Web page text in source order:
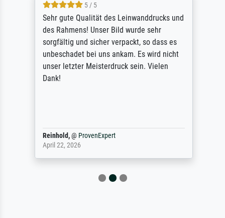
5 / 5
Sehr gute Qualität des Leinwanddrucks und
des Rahmens! Unser Bild wurde sehr
sorgfältig und sicher verpackt, so dass es
unbeschadet bei uns ankam. Es wird nicht
unser letzter Meisterdruck sein. Vielen
Dank!
Reinhold,@ ProvenExpert
April 22, 2026